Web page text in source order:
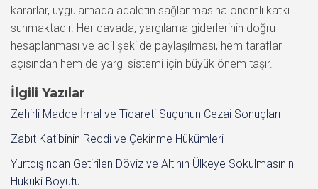
kararlar, uygulamada adaletin sağlanmasına önemli katkı
sunmaktadır. Her davada, yargılama giderlerinin doğru
hesaplanması ve adil şekilde paylaşılması, hem taraflar
açısından hem de yargı sistemi için büyük önem taşır.
İlgili Yazılar
Zehirli Madde İmal ve Ticareti Suçunun Cezai Sonuçları
Zabıt Katibinin Reddi ve Çekinme Hükümleri
Yurtdışından Getirilen Döviz ve Altının Ülkeye Sokulmasının
Hukuki Boyutu